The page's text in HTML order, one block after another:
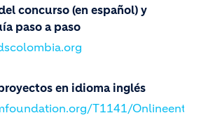
concurso (en español) y
paso a paso
en idioma inglés
T1141/